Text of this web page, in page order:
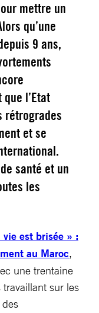
mettre un
qu’une
9 ans,
l’Etat
rétrogrades
et se
santé et un
les
vie est brisée » :
au Maroc,
une trentaine
sur les